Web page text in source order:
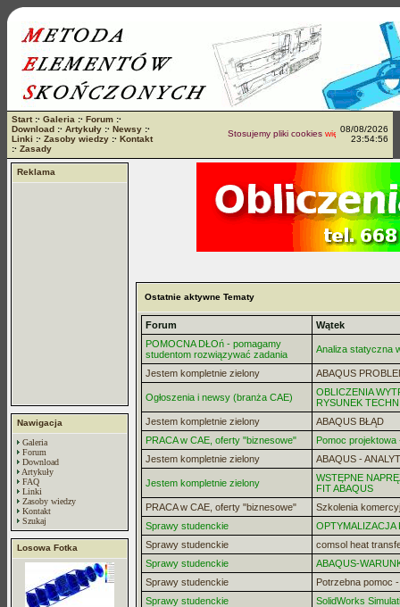
Start:· Galeria :· Forum :·
Download :· Artykuły :· Newsy :·
Linki :· Zasoby wiedzy :· Kontakt
:· Zasady
Stosujemy pliki cookieswięcej...08/08/2026
23:54:56
Reklama
Nawigacja
Galeria
Forum
Download
Artykuły
FAQ
Linki
Zasoby wiedzy
Kontakt
Szukaj
Losowa Fotka
Ostatnie aktywne Tematy
Forum
Wątek
POMOCNA DŁOń - pomagamy
studentom rozwiązywać zadania
Analiza statyczna
Jestem kompletnie zielony ABAQUS
Ogłoszenia i newsy (branża CAE)
OBLICZENIA
RYSUNEK
Jestem kompletnie zielony
ABAQUS BŁĄD
PRACA w CAE, oferty "biznesowe"
Pomoc projektowa
Jestem kompletnie zielony
ABAQUS -
Jestem kompletnie zielony
WSTĘPNE
FIT ABAQUS
PRACA w CAE, oferty "biznesowe"
Szkolenia
Sprawy studenckie
OPTYMALIZACJA
Sprawy studenckie
comsol heat
Sprawy studenckie
ABAQUS-
Sprawy studenckie
Potrzebna pomoc
Sprawy studenckie
SolidWorks